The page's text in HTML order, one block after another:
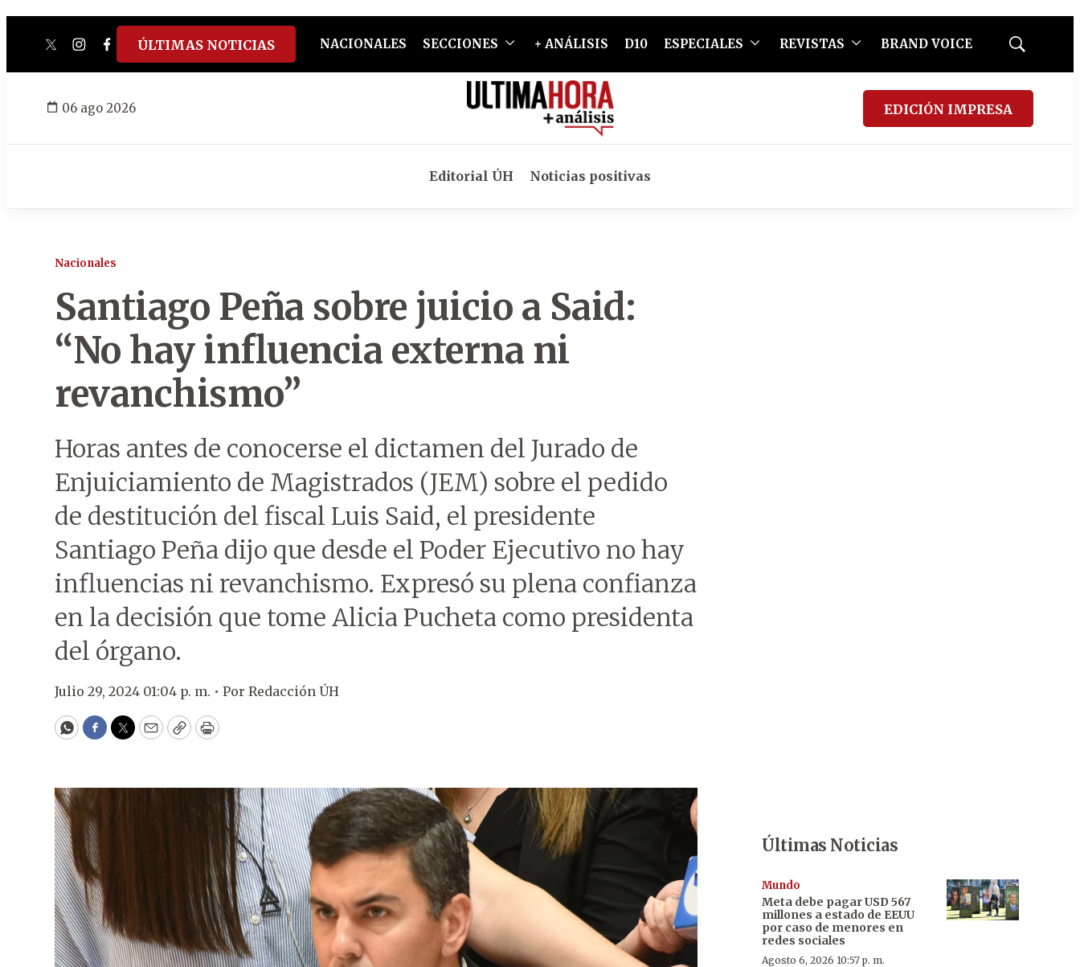
twitterinstagram
facebook
tiktokyoutube
spotify
ÚLTIMAS NOTICIAS NACIONALES SECCIONES + ANÁLISIS D10 ESPECIALES REVISTAS BRAND VOICE
Mostrar
06 ago 2026 EDICIÓN IMPRESA
Editorial ÚH Noticias positivas
Nacionales
Santiago Peña sobre juicio a Said:
“No hay influencia externa ni
revanchismo”
Horas antes de conocerse el dictamen del Jurado de
Enjuiciamiento de Magistrados (JEM) sobre el pedido
de destitución del fiscal Luis Said, el presidente
Santiago Peña dijo que desde el Poder Ejecutivo no hay
influencias ni revanchismo. Expresó su plena confianza
en la decisión que tome Alicia Pucheta como presidenta
del órgano.
Julio 29, 2024 01:04 p. m. • Por Redacción ÚH
WhatsApp
Facebook
Twitter
EmailCopyPrint
Últimas Noticias
Mundo
Meta debe pagar USD 567
millones a estado de EEUU
por caso de menores en
redes sociales
Agosto 6, 2026 10:57 p. m.